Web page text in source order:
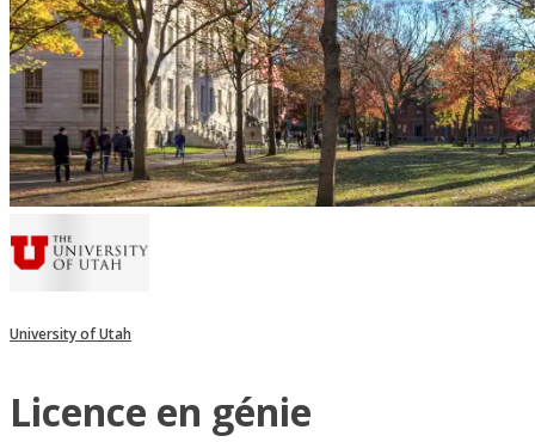
University of Utah
Licence en génie